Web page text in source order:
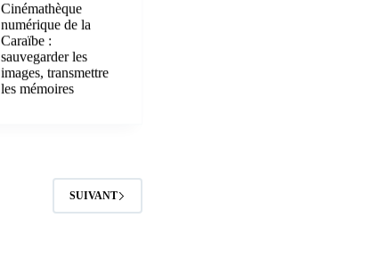
Cinémathèque
numérique de la
Caraïbe :
sauvegarder les
images, transmettre
les mémoires
SUIVANT